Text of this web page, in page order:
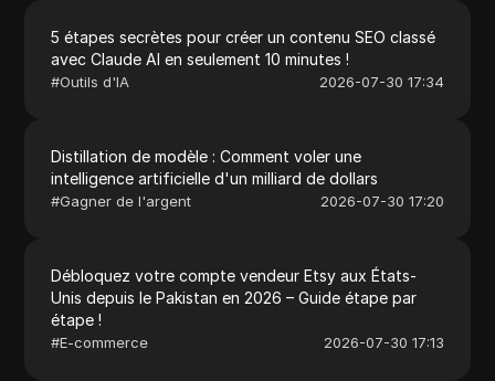
5 étapes secrètes pour créer un contenu SEO classé
avec Claude AI en seulement 10 minutes !
#Outils d'IA 2026-07-30 17:34
Distillation de modèle : Comment voler une
intelligence artificielle d'un milliard de dollars
#Gagner de l'argent 2026-07-30 17:20
Débloquez votre compte vendeur Etsy aux États-
Unis depuis le Pakistan en 2026 – Guide étape par
étape !
#E-commerce 2026-07-30 17:13